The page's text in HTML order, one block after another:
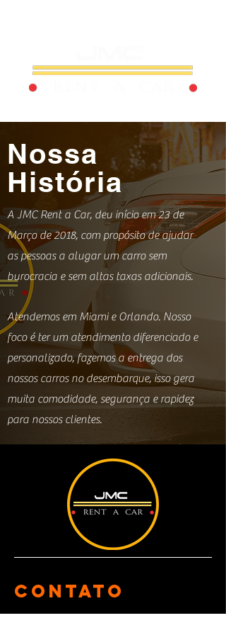
Nossa
História
A JMC Rent a Car, deu início em 23 de
Março de 2018, com propósito de ajudar
as pessoas a alugar um carro sem
burocracia e sem altas taxas adicionais.
Atendemos em Miami e Orlando. Nosso
foco é ter um atendimento diferenciado e
personalizado, fazemos a entrega dos
nossos carros no desembarque, isso gera
muita comodidade, segurança e rapidez
para nossos clientes.
contato